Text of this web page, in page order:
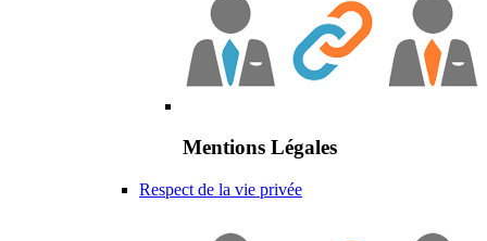
Mentions Légales
Respect de la vie privée